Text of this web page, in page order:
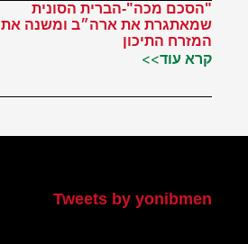
"הסכם מכה"-הברית הסונית
שמאתגרת את ארה״ב ומשנה את
המזרח התיכון
קרא עוד>>
Tweets by yonibmen